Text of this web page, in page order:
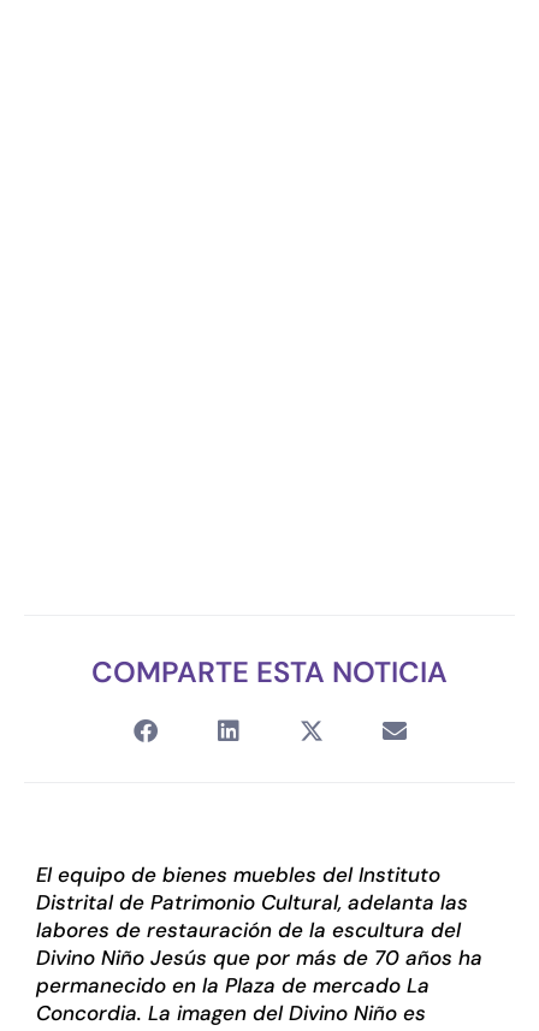
COMPARTE ESTA NOTICIA
El equipo de bienes muebles del Instituto
Distrital de Patrimonio Cultural, adelanta las
labores de restauración de la escultura del
Divino Niño Jesús que por más de 70 años ha
permanecido en la Plaza de mercado La
Concordia. La imagen del Divino Niño es